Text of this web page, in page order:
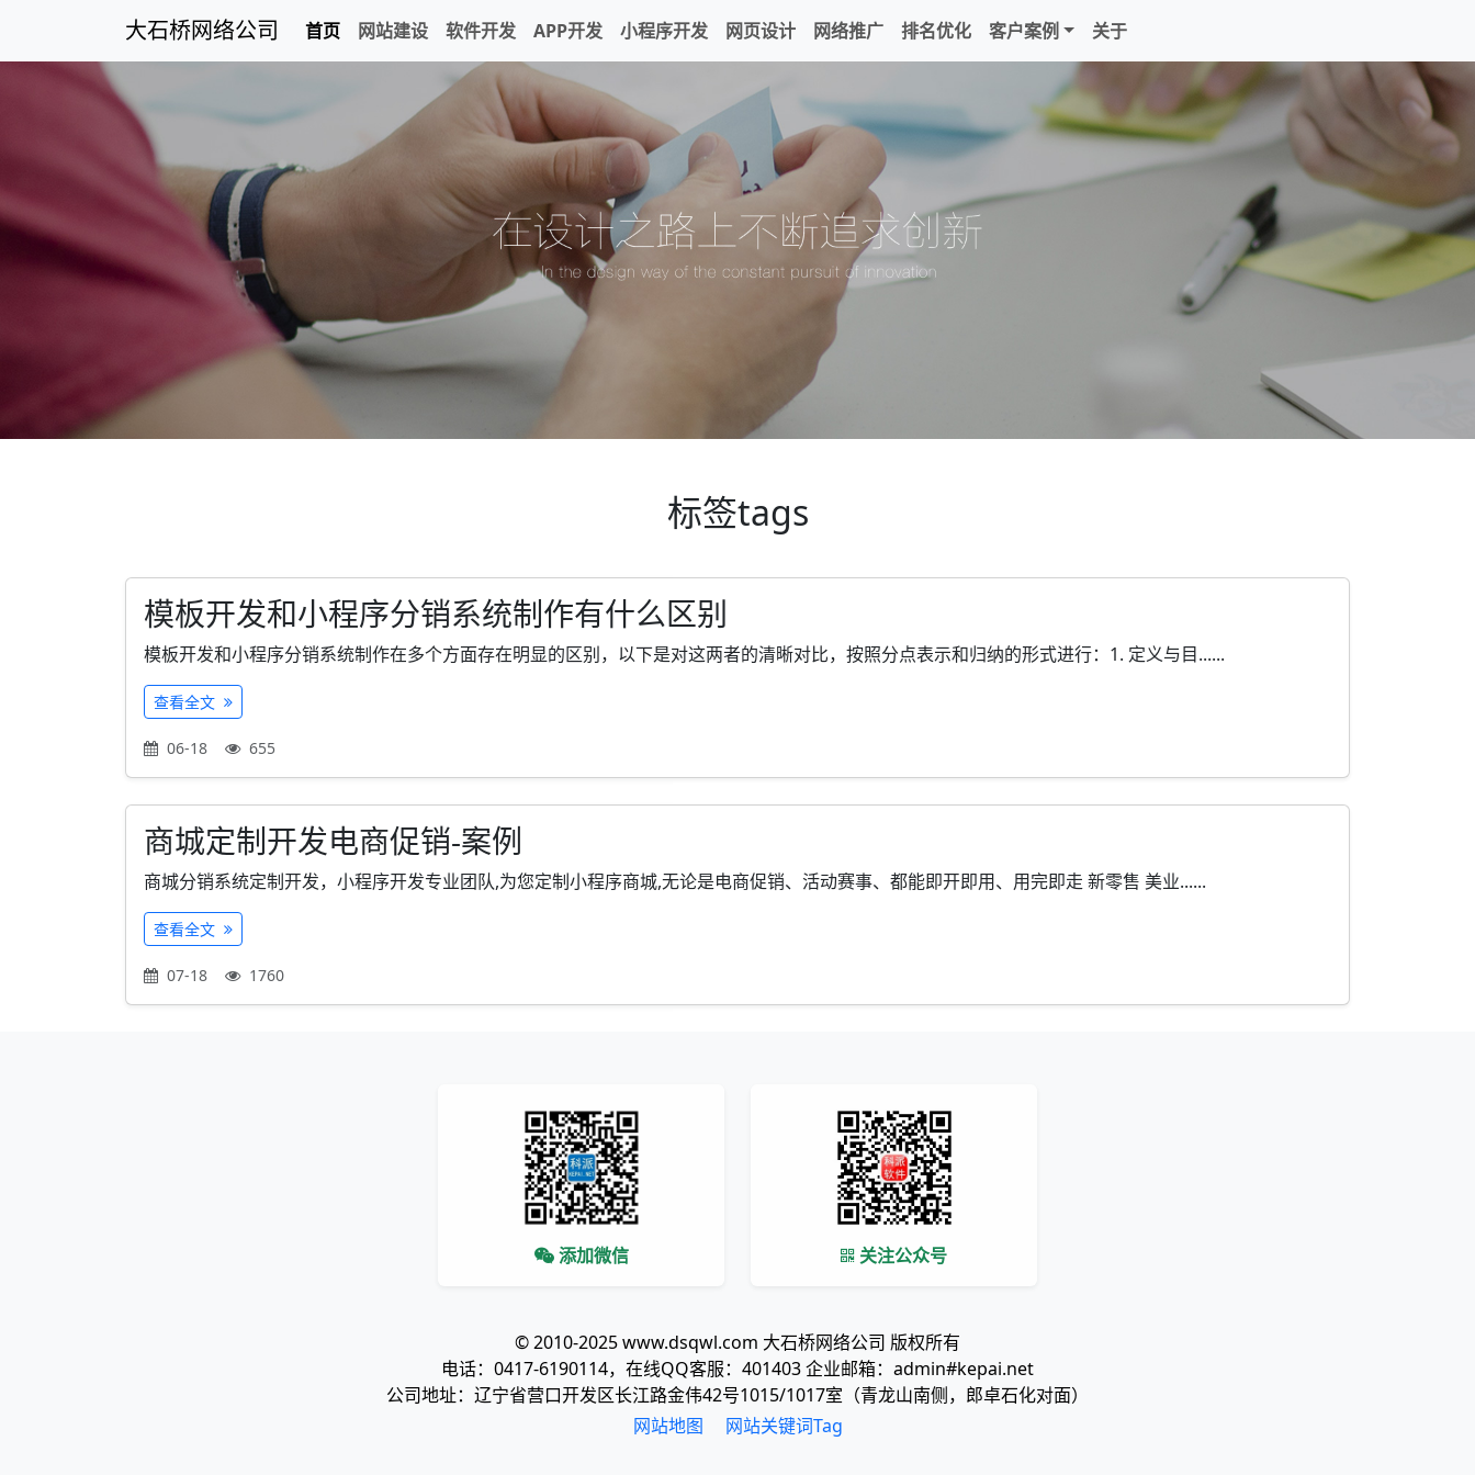
大石桥网络公司 首页 网站建设 软件开发 APP开发 小程序开发 网页设计 网络推广 排名优化 客户案例 关于
标签tags
模板开发和小程序分销系统制作有什么区别
模板开发和小程序分销系统制作在多个方面存在明显的区别，以下是对这两者的清晰对比，按照分点表示和归纳的形式进行：1. 定义与目......
查看全文
06-18 655
商城定制开发电商促销-案例
商城分销系统定制开发，小程序开发专业团队,为您定制小程序商城,无论是电商促销、活动赛事、都能即开即用、用完即走 新零售 美业......
查看全文
07-18 1760
添加微信 关注公众号
© 2010-2025 www.dsqwl.com 大石桥网络公司 版权所有
电话：0417-6190114，在线QQ客服：401403 企业邮箱：admin#kepai.net
公司地址：辽宁省营口开发区长江路金伟42号1015/1017室（青龙山南侧，郎卓石化对面）
网站地图
网站关键词Tag